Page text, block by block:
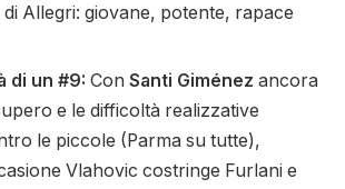
di Allegri: giovane, potente, rapace
di un #9: Con Santi Giménez ancora
e le difficoltà realizzative
le piccole (Parma su tutte),
Vlahovic costringe Furlani e